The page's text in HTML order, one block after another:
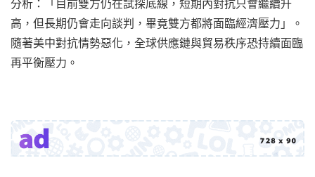
分析：「目前雙方仍在試探底線，短期內對抗只會繼續升
高，但長期仍會走向談判，畢竟雙方都將面臨經濟壓力」。
隨著美中對抗情勢惡化，全球供應鏈與貿易秩序恐持續面臨
再平衡壓力。